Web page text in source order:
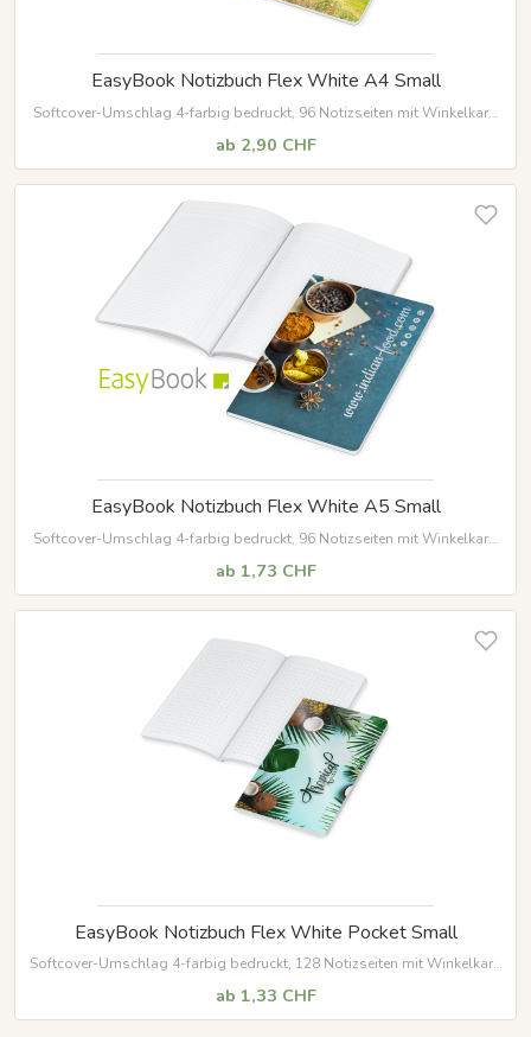
EasyBook Notizbuch Flex White A4 Small
Softcover-Umschlag 4-farbig bedruckt, 96 Notizseiten mit Winkelkaro
ab 2,90 CHF
EasyBook Notizbuch Flex White A5 Small
Softcover-Umschlag 4-farbig bedruckt, 96 Notizseiten mit Winkelkaro
ab 1,73 CHF
EasyBook Notizbuch Flex White Pocket Small
Softcover-Umschlag 4-farbig bedruckt, 128 Notizseiten mit Winkelkaro
ab 1,33 CHF